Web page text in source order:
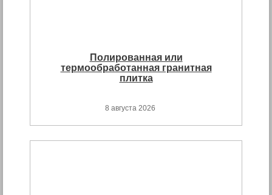
Полированная или
термообработанная гранитная
плитка
8 августа 2026